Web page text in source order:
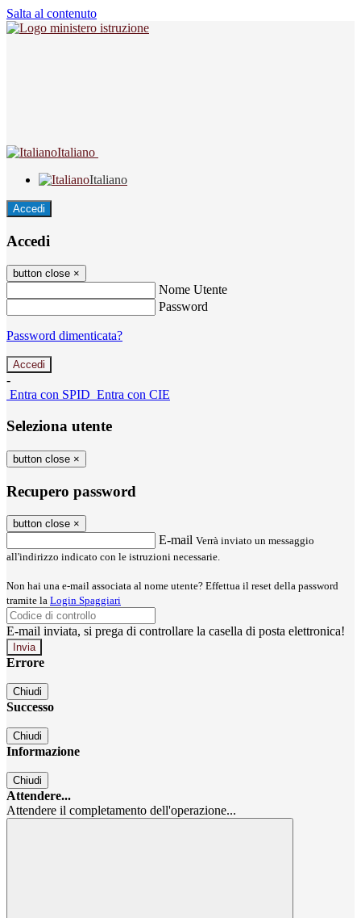
Salta al contenuto
Italiano
Italiano
Accedi
Accedi
button close ×
Nome Utente
Password
Password dimenticata?
-
Entra con SPID Entra con CIE
Seleziona utente
button close ×
Recupero password
button close ×
E-mail Verrà inviato un messaggio
all'indirizzo indicato con le istruzioni necessarie.
Non hai una e-mail associata al nome utente? Effettua il reset della password
tramite la Login Spaggiari
E-mail inviata, si prega di controllare la casella di posta elettronica!
Errore
Chiudi
Successo
Chiudi
Informazione
Chiudi
Attendere...
Attendere il completamento dell'operazione...